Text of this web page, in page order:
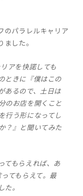
のパラレルキャリア
した。
アを快諾しても
ときに『僕はこの
あるので、土日は
のお店を開くこと
行う形になってし
？』と聞いてみた
てもらえれば、あ
てもらえて。最
た。